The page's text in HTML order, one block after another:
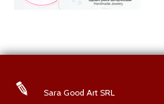
Sara Good Art SRL